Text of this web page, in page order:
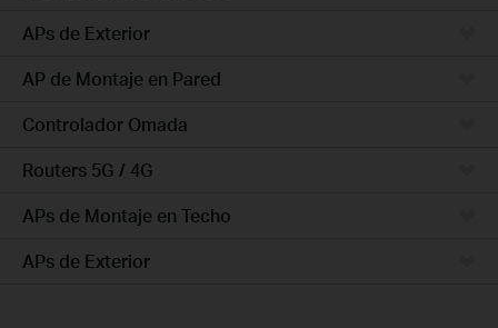
APs de Exterior
AP de Montaje en Pared
Controlador Omada
Routers 5G / 4G
APs de Montaje en Techo
APs de Exterior